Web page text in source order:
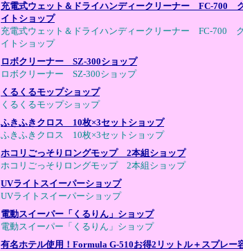
充電式ウェット＆ドライハンディークリーナー FC-700
イトショップ
充電式ウェット＆ドライハンディークリーナー FC-700
イトショップ
ロボクリーナー SZ-300ショップ
ロボクリーナー SZ-300ショップ
くるくるモップショップ
くるくるモップショップ
ふきふきクロス 10枚×3セットショップ
ふきふきクロス 10枚×3セットショップ
ホコリごっそりロングモップ 2本組ショップ
ホコリごっそりロングモップ 2本組ショップ
UVライトスイーパーショップ
UVライトスイーパーショップ
電動スイーパー「くるりん」ショップ
電動スイーパー「くるりん」ショップ
有名ホテル使用！Formula G-510お得2リットル＋スプレー